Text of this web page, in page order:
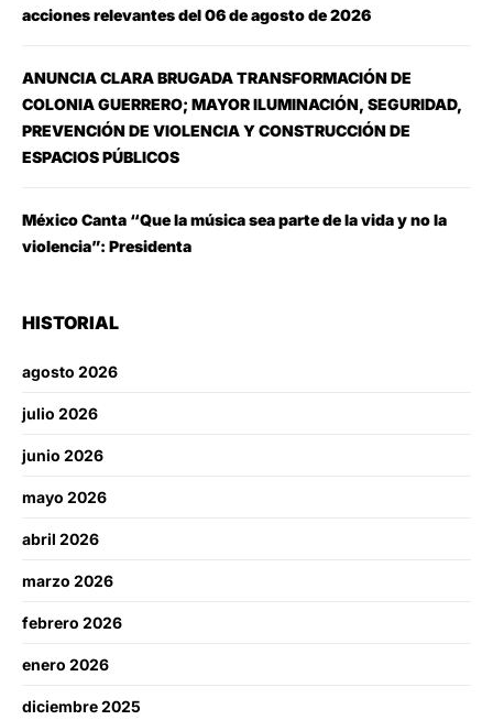
acciones relevantes del 06 de agosto de 2026
ANUNCIA CLARA BRUGADA TRANSFORMACIÓN DE
COLONIA GUERRERO; MAYOR ILUMINACIÓN, SEGURIDAD,
PREVENCIÓN DE VIOLENCIA Y CONSTRUCCIÓN DE
ESPACIOS PÚBLICOS
México Canta “Que la música sea parte de la vida y no la
violencia”: Presidenta
HISTORIAL
agosto 2026
julio 2026
junio 2026
mayo 2026
abril 2026
marzo 2026
febrero 2026
enero 2026
diciembre 2025